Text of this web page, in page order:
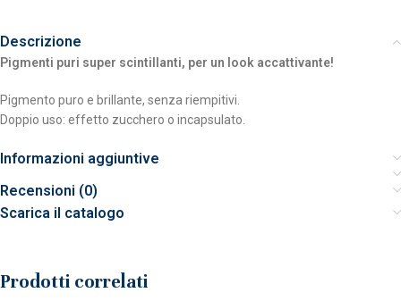
Descrizione
Pigmenti puri super scintillanti, per un look accattivante!
Pigmento puro e brillante, senza riempitivi.
Doppio uso: effetto zucchero o incapsulato.
Informazioni aggiuntive
Recensioni (0)
Scarica il catalogo
Prodotti correlati